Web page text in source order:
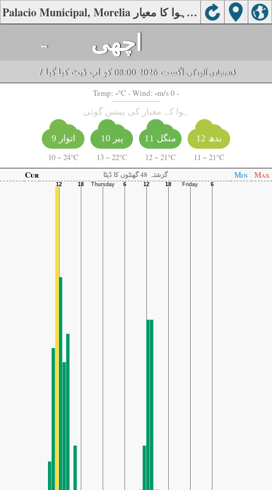
Palacio Municipal, Morelia کی ہوا کا معیار
- اچھی
7 اگست 2026 08:00 کو اپ ڈیٹ کیا گیا -بنیادی آلودگی:o3
Temp: -°C - Wind: -m/s 0 -
ہوا کے معیار کی پیشن گوئی
اتوار 9
10 ~ 24°C
پیر 10
13 ~ 22°C
منگل 11
12 ~ 21°C
بدھ 12
11 ~ 21°C
Cur
گزشتہ 48 گھنٹوں کا ڈیٹا Min Max